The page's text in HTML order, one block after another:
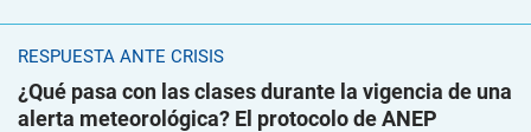
RESPUESTA ANTE CRISIS
¿Qué pasa con las clases durante la vigencia de una
alerta meteorológica? El protocolo de ANEP